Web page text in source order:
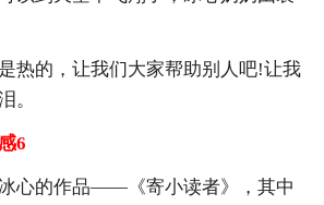
热的，让我们大家帮助别人吧!让我
。
6
心的作品——《寄小读者》，其中